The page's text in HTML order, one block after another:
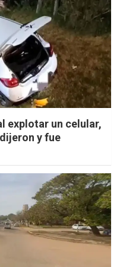
explotar un celular,
y fue